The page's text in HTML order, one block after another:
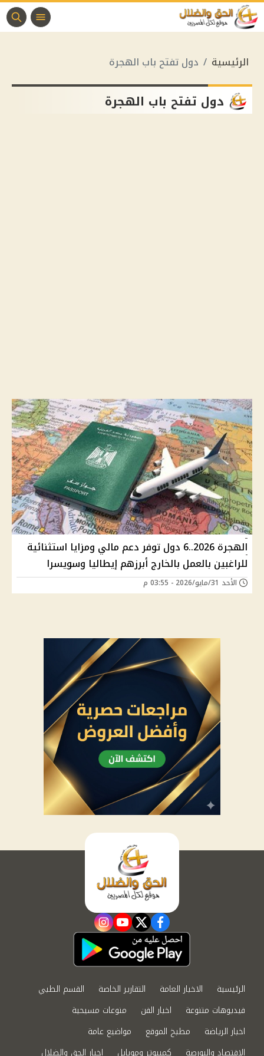
الرئيسية دول تفتح باب الهجرة
دول تفتح باب الهجرة
الهجرة 2026..6 دول توفر دعم مالي ومزايا استثنائية
للراغبين بالعمل بالخارج أبرزهم إيطاليا وسويسرا
الأحد 31/مايو/2026 - 03:55 م
facebook
twitter
youtube
instagram
الرئيسية الاخبار العامة التقارير الخاصة
القسم الطبي
فيديوهات متنوعة
اخبار الفن
منوعات مسيحية
اخبار الرياضة
مطبخ الموقع
مواضيع عامة
الاقتصاد والبورصة
كمبيوتر وموبايل اخبار الحق والضلال